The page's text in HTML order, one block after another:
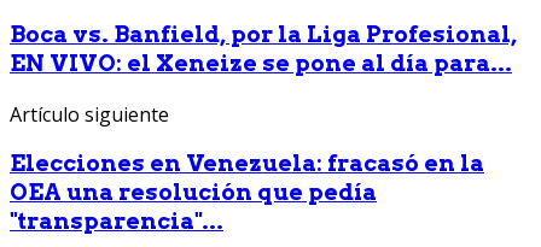
Boca vs. Banfield, por la Liga Profesional,
EN VIVO: el Xeneize se pone al día para...
Artículo siguiente
Elecciones en Venezuela: fracasó en la
OEA una resolución que pedía
"transparencia"...